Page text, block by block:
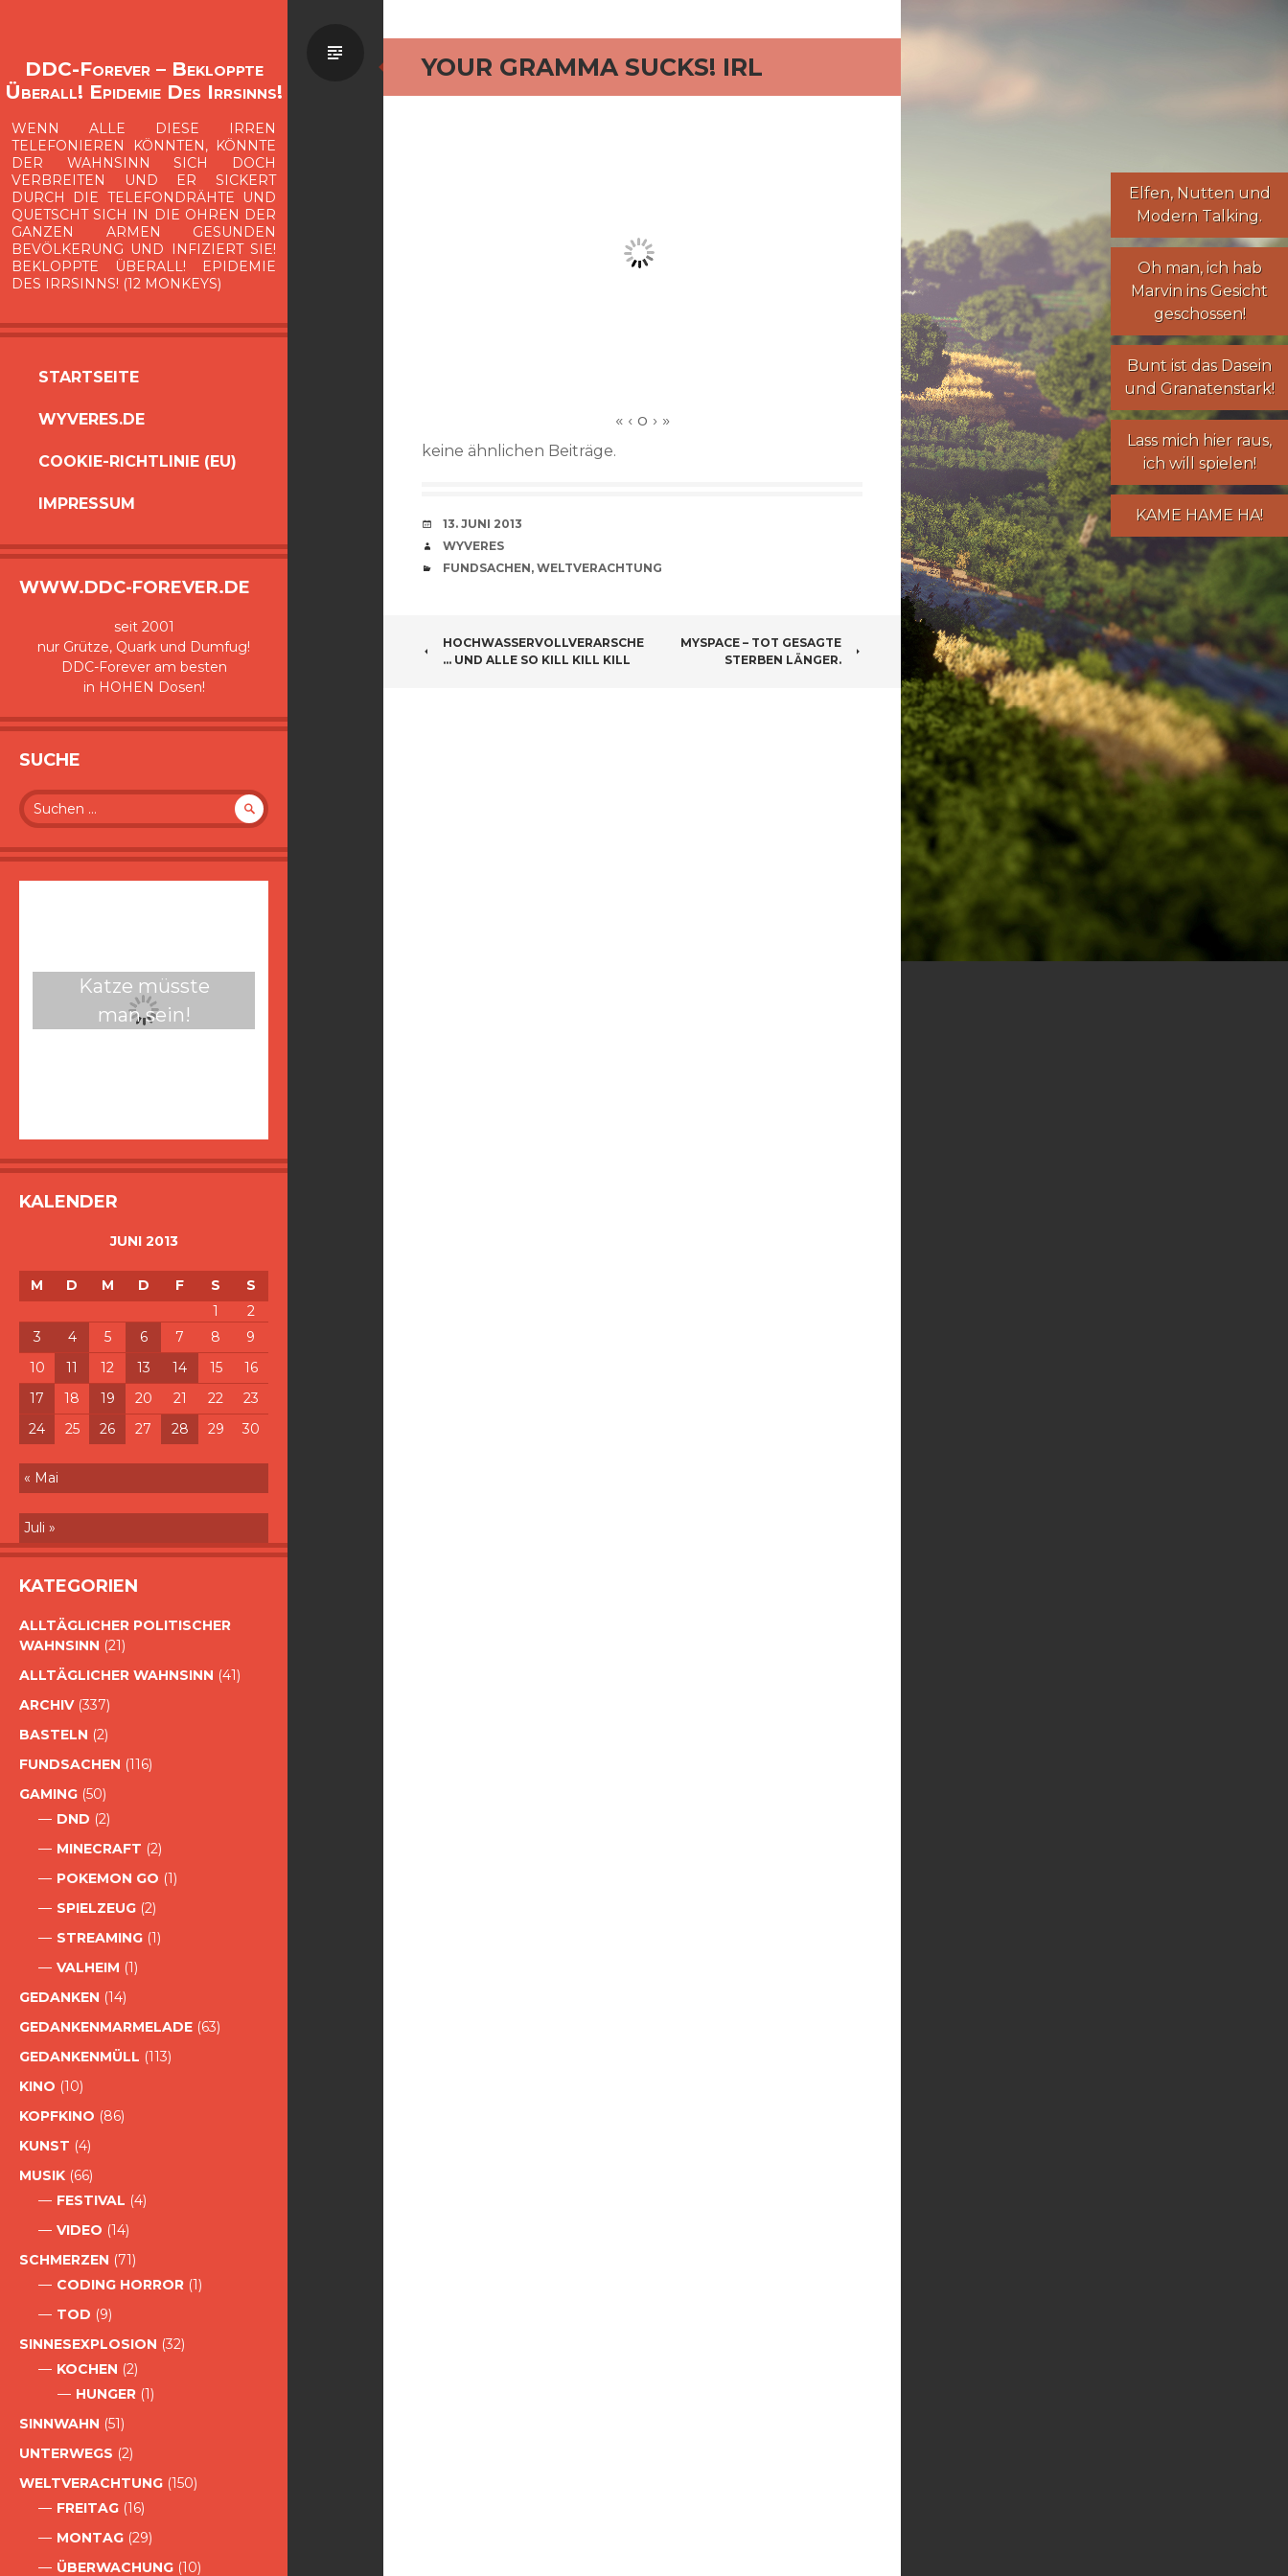
DDC-Forever – Bekloppte
Überall! Epidemie Des Irrsinns!
WENN ALLE DIESE IRREN
TELEFONIEREN KÖNNTEN, KÖNNTE
DER WAHNSINN SICH DOCH
VERBREITEN UND ER SICKERT
DURCH DIE TELEFONDRÄHTE UND
QUETSCHT SICH IN DIE OHREN DER
GANZEN ARMEN GESUNDEN
BEVÖLKERUNG UND INFIZIERT SIE!
BEKLOPPTE ÜBERALL! EPIDEMIE
DES IRRSINNS! (12 MONKEYS)
SPRINGEN
STARTSEITE
WYVERES.DE
COOKIE-RICHTLINIE (EU)
IMPRESSUM
WWW.DDC-FOREVER.DE
seit 2001
nur Grütze, Quark und Dumfug!
DDC-Forever am besten
in HOHEN Dosen!
SUCHE
Suche
nach:
Katze müsste
man sein!
KALENDER
JUNI 2013
M D M D F S
S
1
2
3
4 5 6 7 8
9
10
11 12 13 14 15
16
17
18 19 20 21 22
23
24
25 26 27 28 29 30
« Mai
Juli »
KATEGORIEN
ALLTÄGLICHER POLITISCHER
WAHNSINN (21)
ALLTÄGLICHER WAHNSINN (41)
ARCHIV(337)
BASTELN (2)
FUNDSACHEN (116)
GAMING (50)
DND (2)
MINECRAFT (2)
POKEMON GO (1)
SPIELZEUG (2)
STREAMING (1)
VALHEIM (1)
GEDANKEN (14)
GEDANKENMARMELADE (63)
GEDANKENMÜLL (113)
KINO (10)
KOPFKINO (86)
KUNST (4)
MUSIK (66)
FESTIVAL (4)
VIDEO (14)
SCHMERZEN (71)
CODING HORROR (1)
TOD (9)
SINNESEXPLOSION (32)
KOCHEN (2)
HUNGER (1)
SINNWAHN (51)
UNTERWEGS (2)
WELTVERACHTUNG (150)
FREITAG (16)
MONTAG (29)
ÜBERWACHUNG (10)
Elfen, Nuttenund
Modern Talking.
Oh man, ich hab
Marvin ins Gesicht
geschossen!
Bunt ist das Dasein
und Granatenstark!
Lass mich hier raus,
ich will spielen!
KAME HAME HA!
YOUR GRAMMA SUCKS! IRL
Standard
keine ähnlichen Beiträge.
VERABREDUNG
13. JUNI 2013
VERFASSER
WYVERES
CATEGORIES
FUNDSACHEN, WELTVERACHTUNG
BEITRAGSNAVIGATION
HOCHWASSERVOLLVERARSCHE
… UND ALLE SO KILL KILL KILL
MYSPACE – TOT GESAGTE
STERBEN LÄNGER.